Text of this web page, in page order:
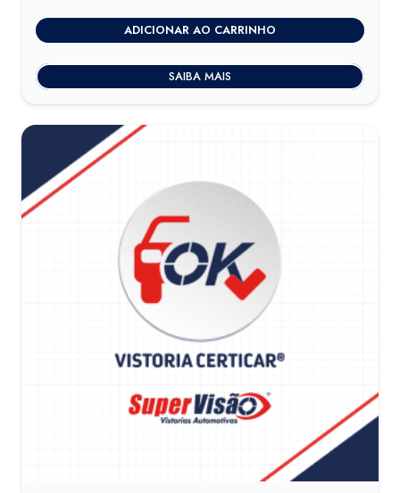
ADICIONAR AO CARRINHO
SAIBA MAIS